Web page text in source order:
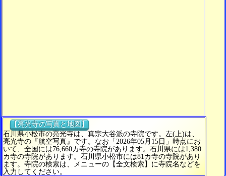
【亮光寺の写真と地図】
石川県小松市の亮光寺は、真宗大谷派の寺院です。左(上)は、
亮光寺の『航空写真』です。なお「2026年05月15日」時点にお
いて、全国には76,660カ寺の寺院があります。石川県には1,380
カ寺の寺院があります。石川県小松市には81カ寺の寺院があり
ます。寺院の検索は、メニューの【全文検索】に寺院名などを
入力してください。